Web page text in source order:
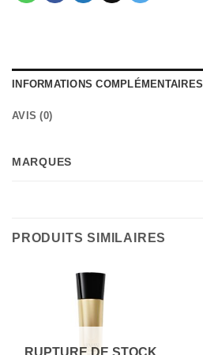
INFORMATIONS COMPLÉMENTAIRES
AVIS (0)
MARQUES
PRODUITS SIMILAIRES
RUPTURE DE STOCK